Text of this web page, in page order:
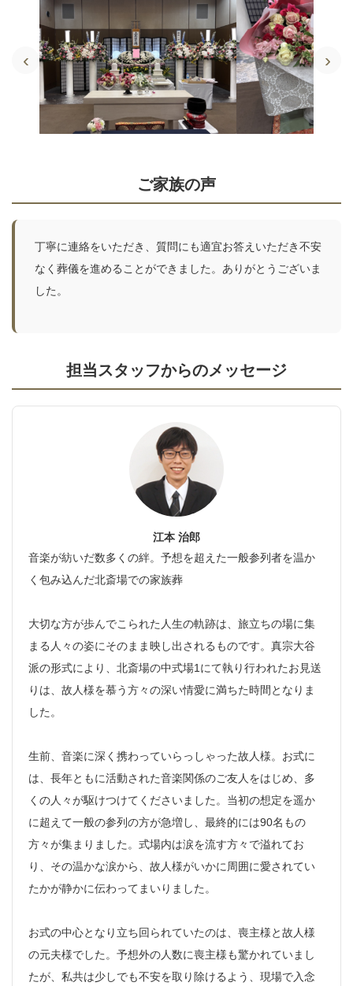
‹ ›
ご家族の声
丁寧に連絡をいただき、質問にも適宜お答えいただき不安
なく葬儀を進めることができました。ありがとうございま
した。
担当スタッフからのメッセージ
江本 治郎
音楽が紡いだ数多くの絆。予想を超えた一般参列者を温か
く包み込んだ北斎場での家族葬
大切な方が歩んでこられた人生の軌跡は、旅立ちの場に集
まる人々の姿にそのまま映し出されるものです。真宗大谷
派の形式により、北斎場の中式場1にて執り行われたお見送
りは、故人様を慕う方々の深い情愛に満ちた時間となりま
した。
生前、音楽に深く携わっていらっしゃった故人様。お式に
は、長年ともに活動された音楽関係のご友人をはじめ、多
くの人々が駆けつけてくださいました。当初の想定を遥か
に超えて一般の参列の方が急増し、最終的には90名もの
方々が集まりました。式場内は涙を流す方々で溢れてお
り、その温かな涙から、故人様がいかに周囲に愛されてい
たかが静かに伝わってまいりました。
お式の中心となり立ち回られていたのは、喪主様と故人様
の元夫様でした。予想外の人数に喪主様も驚かれていまし
たが、私共は少しでも不安を取り除けるよう、現場で入念